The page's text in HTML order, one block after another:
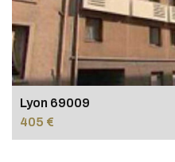
Lyon 69009
405 €